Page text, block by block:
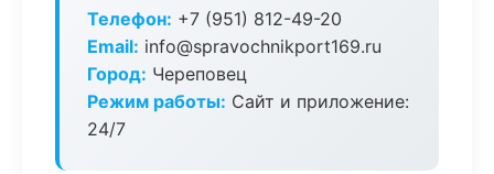
Телефон: +7 (951) 812-49-20
Email: info@spravochnikport169.ru
Город: Череповец
Режим работы: Сайт и приложение:
24/7